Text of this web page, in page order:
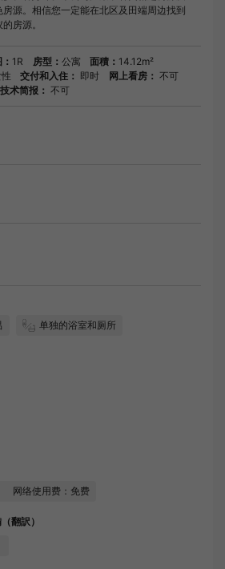
房源。相信您一定能在北区及田端周边找到
房源。
1R 房型： 公寓 面積： 14.12m²
交付和入住： 即时 网上看房： 不可
术简报： 不可
单独的浴室和厕所
网络使用费：免费
翻訳）